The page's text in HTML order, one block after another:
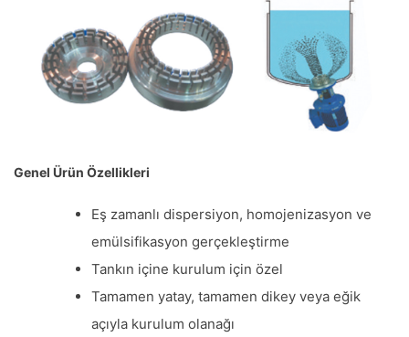
Genel Ürün Özellikleri
Eş zamanlı dispersiyon, homojenizasyon ve
emülsifikasyon gerçekleştirme
Tankın içine kurulum için özel
Tamamen yatay, tamamen dikey veya eğik
açıyla kurulum olanağı